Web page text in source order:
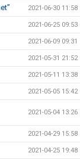
2021-06-30 11:58
2021-06-25 09:53
2021-06-09 09:31
2021-05-31 21:52
2021-05-11 13:38
2021-05-05 15:42
2021-05-04 13:26
2021-04-29 15:58
2021-04-25 19:48